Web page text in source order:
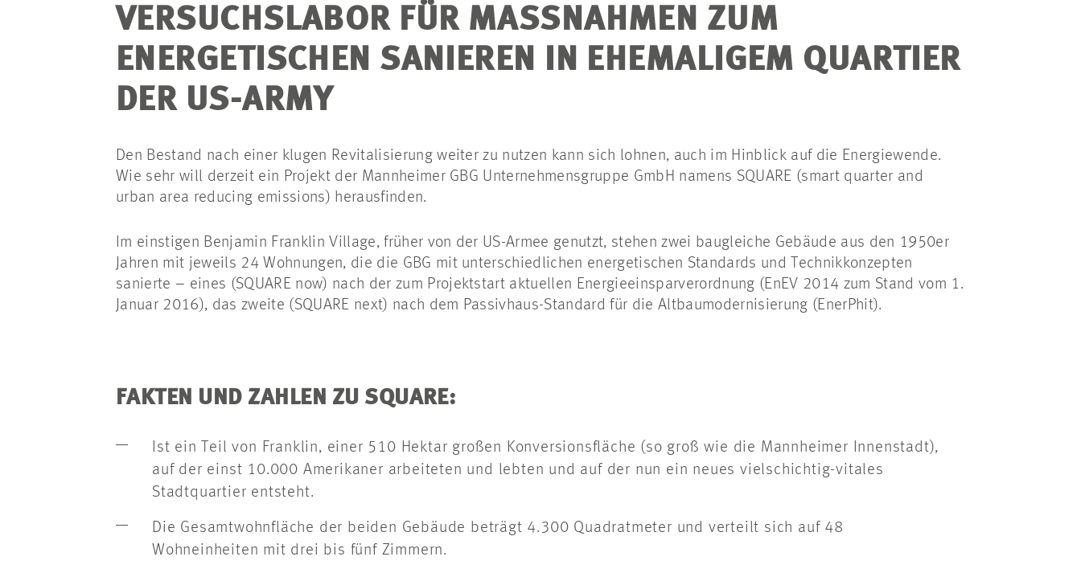
VERSUCHSLABOR FÜR MASSNAHMEN ZUM E
NERGETISCHEN SANIEREN IN EHEMALIGEM QUARTIER D
ER US-ARMY
Den Bestand nach einer klugen Revitalisierung weiter zu nutzen kann sich lohnen, auch im Hinblick auf die Energiewende.
Wie sehr will derzeit ein Projekt der Mannheimer GBG Unternehmensgruppe GmbH namens SQUARE (smart quarter and
urban area reducing emissions) herausfinden.
Im einstigen Benjamin Franklin Village, früher von der US-Armee genutzt, stehen zwei baugleiche Gebäude aus den 1950er
Jahren mit jeweils 24 Wohnungen, die die GBG mit unterschiedlichen energetischen Standards und Technikkonzepten
sanierte – eines (SQUARE now) nach der zum Projektstart aktuellen Energieeinsparverordnung (EnEV 2014 zum Stand vom 1.
Januar 2016), das zweite (SQUARE next) nach dem Passivhaus-Standard für die Altbaumodernisierung (EnerPhit).
FAKTEN UND ZAHLEN ZU SQUARE:
Ist ein Teil von Franklin, einer 510 Hektar großen Konversionsfläche (so groß wie die Mannheimer Innenstadt),
auf der einst 10.000 Amerikaner arbeiteten und lebten und auf der nun ein neues vielschichtig-vitales
Stadtquartier entsteht.
Die Gesamtwohnfläche der beiden Gebäude beträgt 4.300 Quadratmeter und verteilt sich auf 48
Wohneinheiten mit drei bis fünf Zimmern.